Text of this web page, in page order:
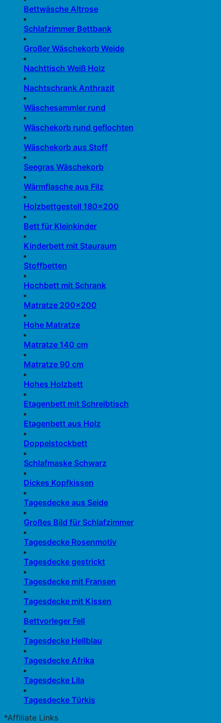
Bettwäsche Altrose
Schlafzimmer Bettbank
Großer Wäschekorb Weide
Nachttisch Weiß Holz
Nachtschrank Anthrazit
Wäschesammler rund
Wäschekorb rund geflochten
Wäschekorb aus Stoff
Seegras Wäschekorb
Wärmflasche aus Filz
Holzbettgestell 180×200
Bett für Kleinkinder
Kinderbett mit Stauraum
Stoffbetten
Hochbett mit Schrank
Matratze 200×200
Hohe Matratze
Matratze 140 cm
Matratze 90 cm
Hohes Holzbett
Etagenbett mit Schreibtisch
Etagenbett aus Holz
Doppelstockbett
Schlafmaske Schwarz
Dickes Kopfkissen
Tagesdecke aus Seide
Großes Bild für Schlafzimmer
Tagesdecke Rosenmotiv
Tagesdecke gestrickt
Tagesdecke mit Fransen
Tagesdecke mit Kissen
Bettvorleger Fell
Tagesdecke Hellblau
Tagesdecke Afrika
Tagesdecke Lila
Tagesdecke Türkis
*Affiliate Links